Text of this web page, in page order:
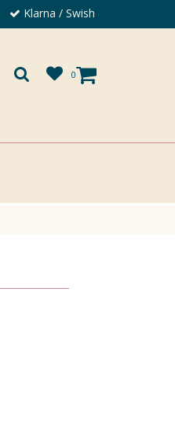
Klarna / Swish
0